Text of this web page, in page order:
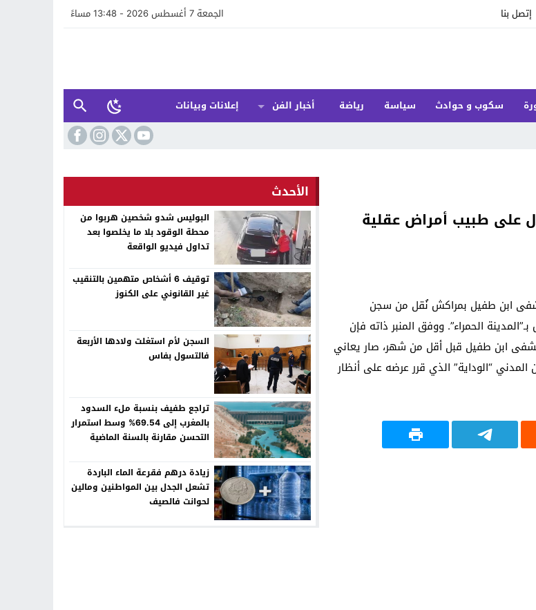
إتصل بنا الجمعة 7 أغسطس 2026 - 13:48 مساءً
سكوب و حوادث سياسة رياضة أخبار الفن
إعلانات وبيانات
على طبيب أمراض عقلية
ابن طفيل بمراكش نُقل من سجن
الحمراء”. ووفق المنبر ذاته فإن
ابن طفيل قبل أقل من شهر، صار يعاني
“الوداية” الذي قرر عرضه على أنظار
الأحدث
البوليس شدو شخصين هربوا من
محطة الوقود بلا ما يخلصوا بعد
تداول فيديو الواقعة
توقيف 6 أشخاص متهمين بالتنقيب
غير القانوني على الكنوز
السجن لأم استغلت ولادها الأربعة
فالتسول بفاس
تراجع طفيف بنسبة ملء السدود
بالمغرب إلى 69.54% وسط استمرار
التحسن مقارنة بالسنة الماضية
زيادة درهم فقرعة الماء الباردة
تشعل الجدل بين المواطنين ومالين
لحوانت فالصيف